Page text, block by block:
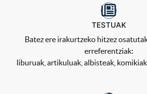
TESTUAK
Batez ere irakurtzeko hitzez
erreferentziak:
liburuak, artikuluak, albisteak,